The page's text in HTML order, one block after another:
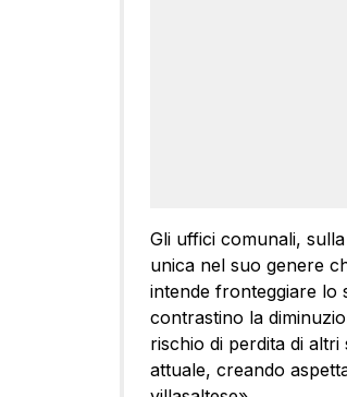
Gli uffici comunali,
unica nel suo genere
intende fronteggiare lo
contrastino la
rischio di perdita di
attuale, creando